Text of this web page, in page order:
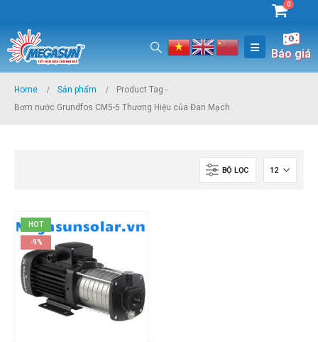
0
Báo giá
Home Sản phẩm
Product Tag -
Bơm nước Grundfos CM5-5 Thương Hiệu của Đan Mạch
BỘ LỌC
HOT
-9%